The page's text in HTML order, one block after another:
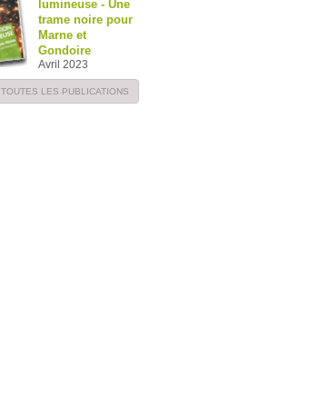
lumineuse - Une
trame noire pour
Marne et
Gondoire
Avril 2023
TOUTES LES PUBLICATIONS